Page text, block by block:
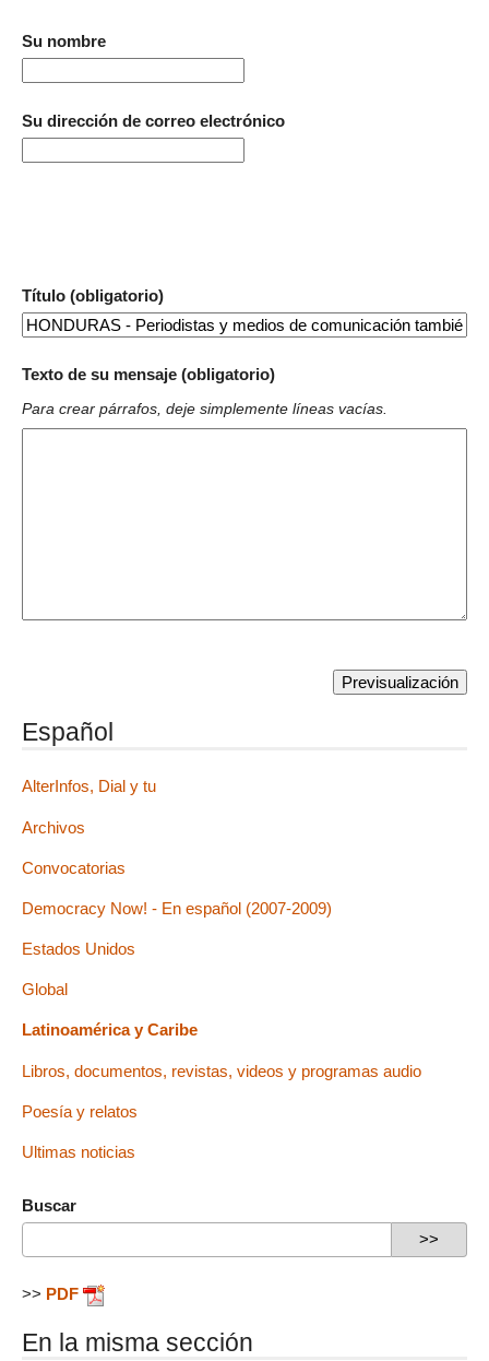
Su nombre
Su dirección de correo electrónico
Título (obligatorio)
Texto de su mensaje (obligatorio)
Para crear párrafos, deje simplemente líneas vacías.
Español
AlterInfos, Dial y tu
Archivos
Convocatorias
Democracy Now! - En español (2007-2009)
Estados Unidos
Global
Latinoamérica y Caribe
Libros, documentos, revistas, videos y programas audio
Poesía y relatos
Ultimas noticias
Buscar
>> PDF
En la misma sección